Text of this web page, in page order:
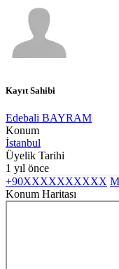
Kayıt Sahibi
Edebali BAYRAM
Konum
İstanbul
Üyelik Tarihi
1 yıl önce
+90XXXXXXXXXX
Konum Haritası